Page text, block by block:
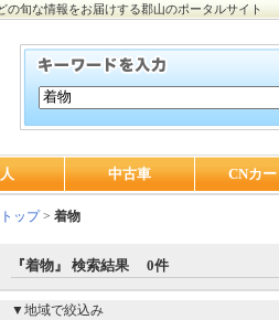
の旬な情報をお届けする郡山のポータルサイト
中古車 CNカ
トップ> 着物
『着物』 検索結果 0件
▼地域で絞込み